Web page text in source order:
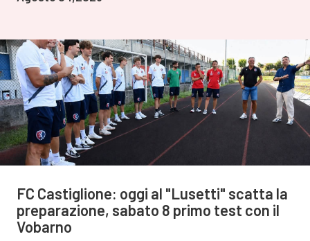
FC Castiglione: oggi al "Lusetti" scatta la
preparazione, sabato 8 primo test con il
Vobarno